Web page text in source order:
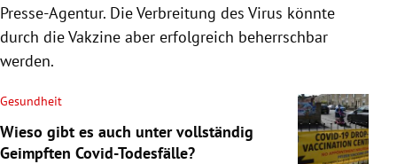
Presse-Agentur. Die Verbreitung des Virus könnte
durch die Vakzine aber erfolgreich beherrschbar
werden.
Gesundheit
Wieso gibt es auch unter vollständig
Geimpften Covid-Todesfälle?